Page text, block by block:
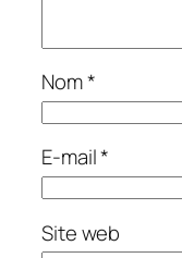
Nom*
E-mail*
Site web